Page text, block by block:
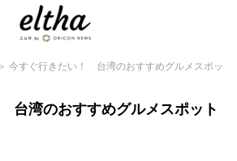
＞ 今すぐ行きたい！ 台湾のおすすめグルメスポッ
台湾のおすすめグルメスポット